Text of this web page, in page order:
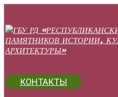
КОНТАКТЫ